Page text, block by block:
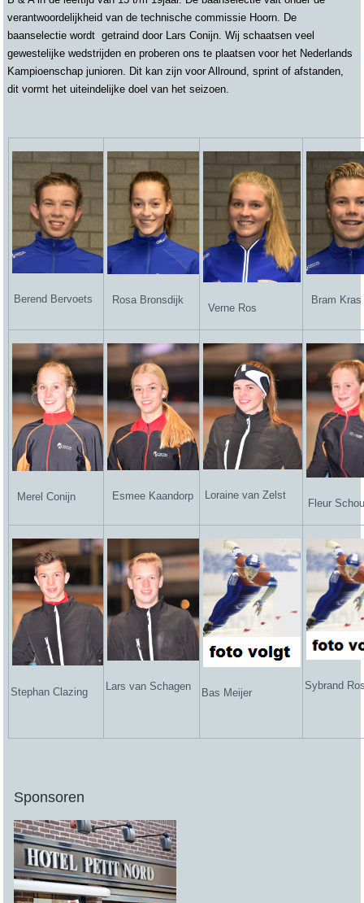
verantwoordelijkheid van de technische commissie Hoorn. De
baanselectie wordt getraind door Lars Conijn. Wij schaatsen veel
gewestelijke wedstrijden en proberen ons te plaatsen voor het Nederlands
Kampioenschap junioren. Dit kan zijn voor Allround, sprint of afstanden,
dit vormt het uiteindelijke doel van het seizoen.
Berend Bervoets Rosa Bronsdijk
Verne Ros
Bram Kras
Merel Conijn Esmee Kaandorp Loraine van Zelst
Fleur
Stephan Clazing Lars van Schagen
Bas Meijer
Sybrand
Sponsoren